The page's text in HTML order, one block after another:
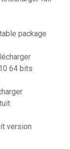
package
64 bits
version